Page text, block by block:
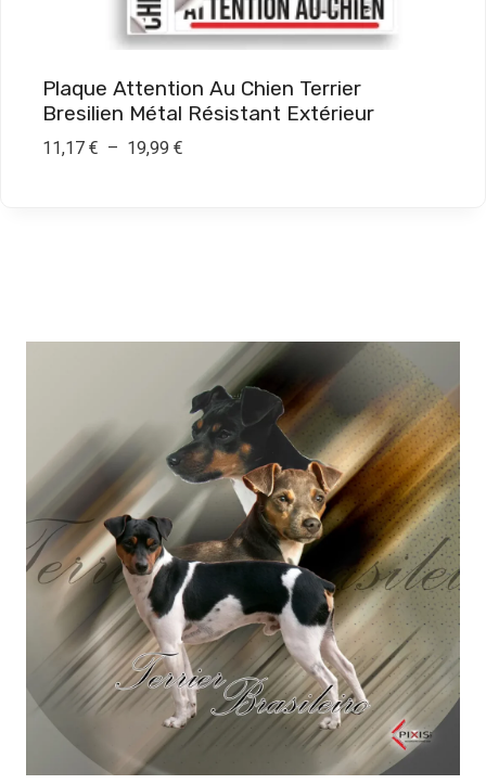
à
1
,
9
0
Plaque Attention Au Chien Terrier
Bresilien Métal Résistant Extérieur
11,17 € – 19,99 €P
p
x
:
1
1
1
7
€
à